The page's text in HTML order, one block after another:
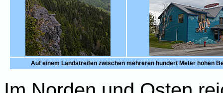
Auf einem Landstreifen zwischen mehreren hundert Meter hohen